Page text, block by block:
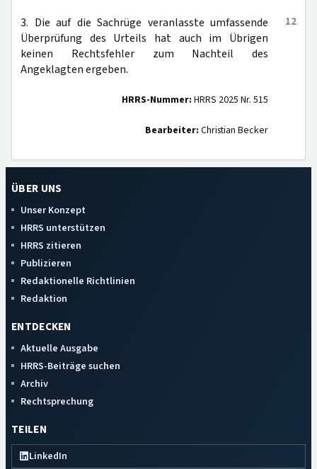
12
3. Die auf die Sachrüge veranlasste umfassende
Überprüfung des Urteils hat auch im Übrigen
keinen Rechtsfehler zum Nachteil des
Angeklagten ergeben.
HRRS-Nummer: HRRS 2025 Nr. 515
Bearbeiter: Christian Becker
ÜBER UNS
Unser Konzept
HRRS unterstützen
HRRS zitieren
Publizieren
Redaktionelle Richtlinien
Redaktion
ENTDECKEN
Aktuelle Ausgabe
HRRS-Beiträge suchen
Archiv
Rechtsprechung
TEILEN
LinkedIn